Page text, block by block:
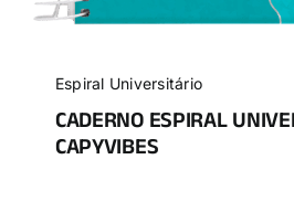
Espiral Universitário
CADERNO ESPIRAL
CAPYVIBES